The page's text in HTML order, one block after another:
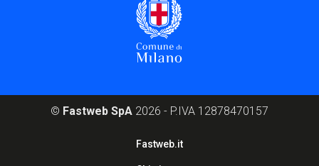
© Fastweb SpA 2026 - P.IVA 12878470157
Fastweb.it